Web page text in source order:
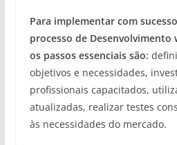
Para implementar com
processo de Desenvolvimento
os passos essenciais são:
objetivos e necessidades,
profissionais capacitados,
atualizadas, realizar testes
às necessidades do mercado.